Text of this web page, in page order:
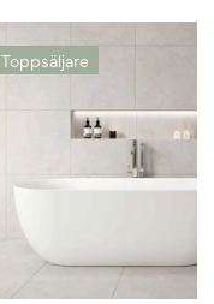
Toppsäljare